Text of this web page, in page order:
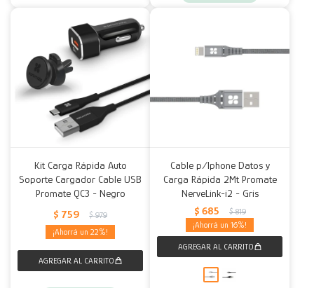
Kit Carga Rápida Auto
Soporte Cargador Cable USB
Promate QC3 - Negro
$ 759 $ 979
22
Cable p/Iphone Datos y
Carga Rápida 2Mt Promate
NerveLink-i2 - Gris
$ 685 $ 819
16